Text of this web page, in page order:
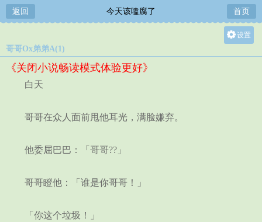
返回 今天该嗑腐了 首页
设置
哥哥Ox弟弟A(1)
《关闭小说畅读模式体验更好》
白天
哥哥在众人面前甩他耳光，满脸嫌弃。
他委屈巴巴：「哥哥??」
哥哥瞪他：「谁是你哥哥！」
「你这个垃圾！」